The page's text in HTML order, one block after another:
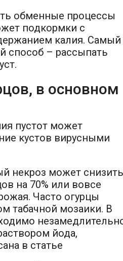
обменные процессы
подкормки с
калия. Самый
способ – рассыпать
в основном
пустот может
кустов вирусными
некроз может снизить
на 70% или вовсе
Часто огурцы
табачной мозаики. В
йода,
в статье